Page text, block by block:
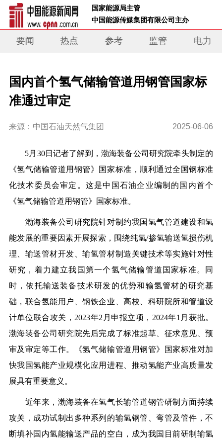
国家能源局主管
中国能源传媒集团有限公司主办
要闻 热点 参考 监管 电力
国内首个氢气储输管道用钢管国家标
准通过审定
来源：中国石油天然气集团 2025-06-06
5月30日记者了解到，渤海装备公司研究院牵头制定的
《氢气储输管道用钢管》国家标准，顺利通过全国钢标准
化技术委员会审定。这是中国石油企业编制的国内首个
《氢气储输管道用钢管》国家标准。
渤海装备公司研究院针对制约我国氢气管道建设和氢
能发展的重要因素开展探索，围绕纯氢/掺氢输送氢损伤机
理、输送管材开发、输氢管材制造关键技术等实施针对性
研究，着力建立我国第一个氢气储输管道国家标准。同
时，依托输送装备技术研发的优势和输氢管材的研究基
础，联合氢能用户、钢铁企业、高校、科研院所和管道设
计单位联合攻关，2023年2月申报立项，2024年1月获批。
渤海装备公司研究院先后完成了标准起草、征求意见、预
审及审定等工作。《氢气储输管道用钢管》国家标准对加
快我国氢能产业规模化应用进程、推动氢能产业高质量发
展具有重要意义。
近年来，渤海装备在氢气长输管道钢管研制方面持续
攻关，成功试制出多种系列的输氢钢管、弯管及管件，不
断填补国内氢能输送产品的空白，成为我国目前研制输氢